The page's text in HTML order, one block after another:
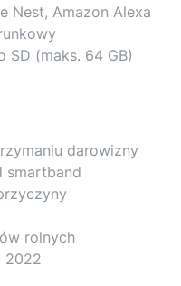
Nest, Amazon Alexa
SD (maks. 64 GB)
darowizny
smartband
rolnych
2022